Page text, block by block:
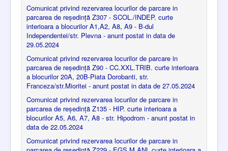
Comunicat privind rezervarea locurilor de parcare in
parcarea de reședință Z307 - SCOL./INDEP. curte
interioara a blocurilor A1,A2, A8, A9 - B-dul
Independentei/str. Plevna - anunt postat in data de
29.05.2024
Comunicat privind rezervarea locurilor de parcare in
parcarea de reședință Z90 - CC.XXL.TRIB. curte interioara
a blocurilor 20A, 20B-Piata Dorobanti, str.
Franceza/str.Mioritei - anunt postat in data de 27.05.2024
Comunicat privind rezervarea locurilor de parcare in
parcarea de reședință Z135 - HIP. curte interioara a
blocurilor A5, A6, A7, A8 - str. Hipodrom - anunt postat in
data de 22.05.2024
Comunicat privind rezervarea locurilor de parcare in